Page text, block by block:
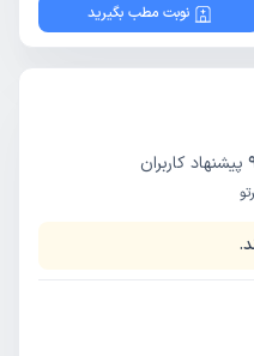
نوبت مطب بگیرید
پیشنهاد کاربران